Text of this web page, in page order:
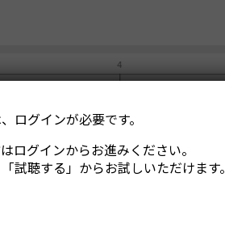
ログインが必要です。
ログインからお進みください。
試聴する」からお試しいただけます。